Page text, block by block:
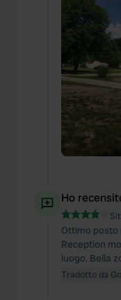
Ho
Ottimo
Reception
luogo. Bella
Tradotto da